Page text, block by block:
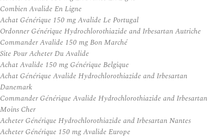
Combien Avalide En Ligne
Achat Générique 150 mg Avalide Le Portugal
Ordonner Générique Hydrochlorothiazide and Irbesartan Autriche
Commander Avalide 150 mg Bon Marché
Site Pour Acheter Du Avalide
Achat Avalide 150 mg Générique Belgique
Achat Générique Avalide Hydrochlorothiazide and Irbesartan
Danemark
Commander Générique Avalide Hydrochlorothiazide and Irbesartan
Moins Cher
Acheter Générique Hydrochlorothiazide and Irbesartan Nantes
Acheter Générique 150 mg Avalide Europe